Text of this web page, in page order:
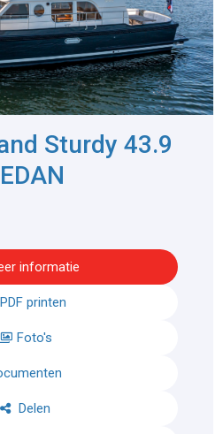
Sturdy 43.9
informatie
PDF printen
Foto's
Delen